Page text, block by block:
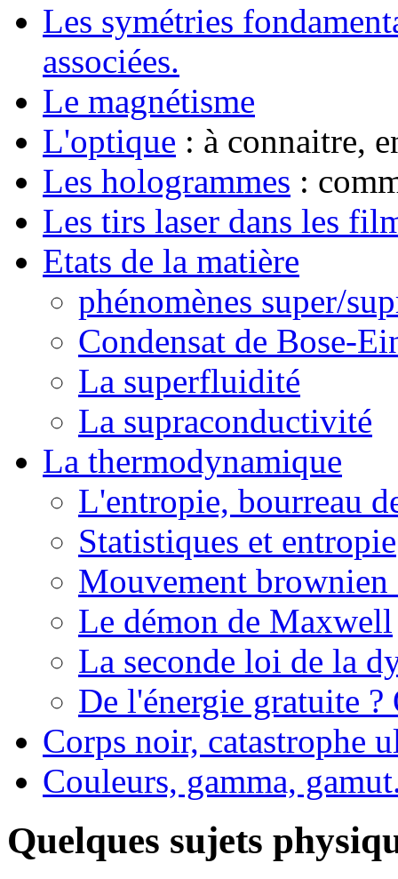
Les symétries
associées.
Le magnétisme
L'optique : à connaitre,
Les hologrammes :
Les tirs laser dans les
Etats de la matière
phénomènes super/
Condensat de Bose-
La superfluidité
La supraconductivité
La thermodynamique
L'entropie, bourreau
Statistiques et entropie
Mouvement brownien
Le démon de Maxwell
La seconde loi de la
De l'énergie gratuite
Corps noir, catastrophe
Couleurs, gamma,
Quelques sujets